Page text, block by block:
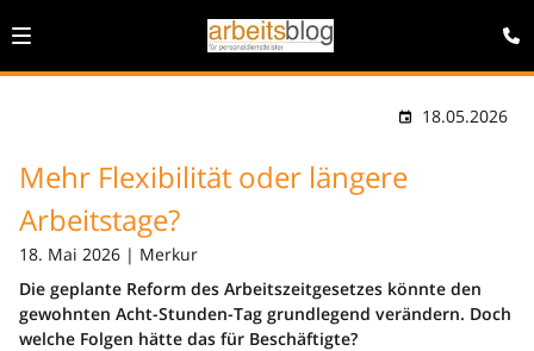
18.05.2026
Mehr Flexibilität oder längere
Arbeitstage?
18. Mai 2026 | Merkur
Die geplante Reform des Arbeitszeitgesetzes könnte den
gewohnten Acht-Stunden-Tag grundlegend verändern. Doch
welche Folgen hätte das für Beschäftigte?